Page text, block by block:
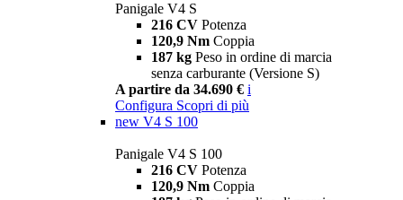
Panigale V4 S
216 CV Potenza
120,9 Nm Coppia
187 kg Peso in ordine di marcia
senza carburante (Versione S)
A partire da 34.690 € i
Configura Scopri di più
new V4 S 100
Panigale V4 S 100
216 CV Potenza
120,9 Nm Coppia